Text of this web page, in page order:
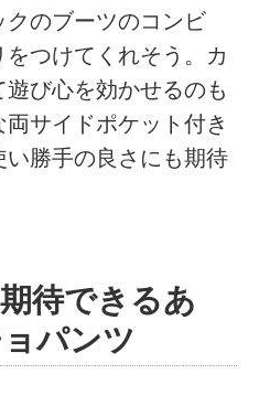
クのブーツのコンビ
つけてくれそう。カ
び心を効かせるのも
サイドポケット付き
勝手の良さにも期待
待できるあ
パンツ